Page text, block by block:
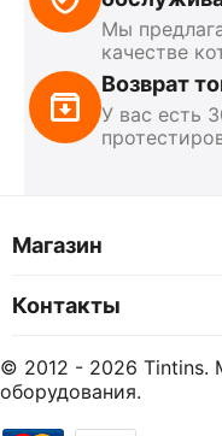
Мы
качестве
Возврат
У вас есть
Магазин
Контакты
© 2012 - 2026 Tintins.
оборудования.